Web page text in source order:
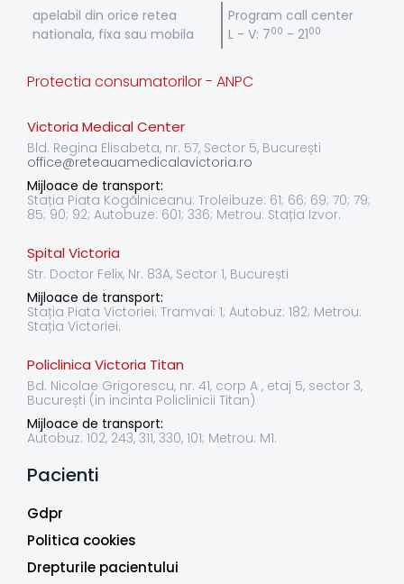
apelabil din orice retea
nationala, fixa sau mobila
Program call center
L - V: 700 - 2100
Protectia consumatorilor - ANPC
Victoria Medical Center
Bld. Regina Elisabeta, nr. 57, Sector 5, București
office@reteauamedicalavictoria.ro
Mijloace de transport:
Stația Piata Kogălniceanu: Troleibuze: 61; 66; 69; 70; 79;
85; 90; 92; Autobuze: 601; 336; Metrou: Stația Izvor.
Spital Victoria
Str. Doctor Felix, Nr. 83A, Sector 1, București
Mijloace de transport:
Stația Piata Victoriei: Tramvai: 1; Autobuz: 182; Metrou:
Stația Victoriei.
Policlinica Victoria Titan
Bd. Nicolae Grigorescu, nr. 41, corp A , etaj 5, sector 3,
București (in incinta Policlinicii Titan)
Mijloace de transport:
Autobuz: 102, 243, 311, 330, 101; Metrou: M1.
Pacienti
Gdpr
Politica cookies
Drepturile pacientului